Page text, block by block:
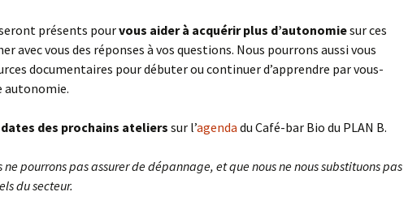
présents pourvous aider à acquérir plus d’autonomiesur ces
avec vous des réponses à vos questions. Nous pourrons aussi vous
documentaires pour débuter ou continuer d’apprendre par vous-
autonomie.
des prochains ateliers sur l’agenda du Café-bar Bio du PLAN B.
ne pourrons pas assurer de dépannage, et que nous ne nous substituons pas
du secteur.